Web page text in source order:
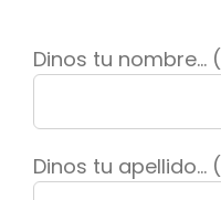
Dinos tu
Dinos tu